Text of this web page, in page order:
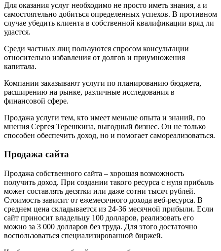
Для оказания услуг необходимо не просто иметь знания, а и
самостоятельно добиться определенных успехов. В противном
случае убедить клиента в собственной квалификации вряд ли
удастся.
Среди частных лиц пользуются спросом консультации
относительно избавления от долгов и приумножения
капитала.
Компании заказывают услуги по планированию бюджета,
расширению на рынке, различные исследования в
финансовой сфере.
Продажа услуги тем, кто имеет меньше опыта и знаний, по
мнения Сергея Терешкина, выгодный бизнес. Он не только
способен обеспечить доход, но и помогает самореализоваться.
Продажа сайта
Продажа собственного сайта – хорошая возможность
получить доход. При создании такого ресурса с нуля прибыль
может составлять десятки или даже сотни тысяч рублей.
Стоимость зависит от ежемесячного дохода веб-ресурса. В
среднем цена складывается из 24-36 месячной прибыли. Если
сайт приносит владельцу 100 долларов, реализовать его
можно за 3 000 долларов без труда. Для этого достаточно
воспользоваться специализированной биржей.